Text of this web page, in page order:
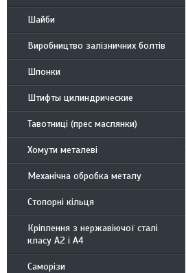
Шайби
Виробництво залізничних болтів
Шпонки
Штифты цилиндрические
Тавотниці (прес маслянки)
Хомути металеві
Механічна обробка металу
Стопорні кільця
Кріплення з нержавіючої сталі
класу А2 і А4
Саморізи